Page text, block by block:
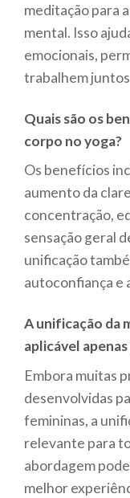
meditação para
mental. Isso
emocionais,
trabalhem
Quais são os
corpo no yoga?
Os benefícios
aumento da
concentração,
sensação geral
unificação
autoconfiança e
A unificação da
aplicável
Embora muitas
desenvolvidas
femininas, a
relevante para
abordagem
melhor